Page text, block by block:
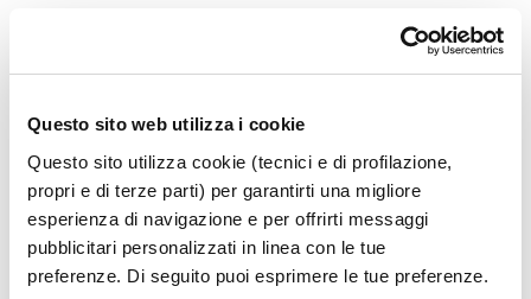
Questo sito web utilizza i cookie
Questo sito utilizza cookie (tecnici e di profilazione,
propri e di terze parti) per garantirti una migliore
esperienza di navigazione e per offrirti messaggi
pubblicitari personalizzati in linea con le tue
preferenze. Di seguito puoi esprimere le tue preferenze.